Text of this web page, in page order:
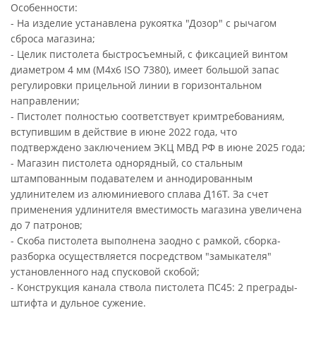
Особенности:
- На изделие устанавлена рукоятка "Дозор" с рычагом
сброса магазина;
- Целик пистолета быстросъемный, с фиксацией винтом
диаметром 4 мм (М4х6 ISO 7380), имеет большой запас
регулировки прицельной линии в горизонтальном
направлении;
- Пистолет полностью соответствует кримтребованиям,
вступившим в действие в июне 2022 года, что
подтверждено заключением ЭКЦ МВД РФ в июне 2025 года;
- Магазин пистолета однорядный, со стальным
штампованным подавателем и аннодированным
удлинителем из алюминиевого сплава Д16Т. За счет
применения удлинителя вместимость магазина увеличена
до 7 патронов;
- Скоба пистолета выполнена заодно с рамкой, сборка-
разборка осуществляется посредством "замыкателя"
установленного над спусковой скобой;
- Конструкция канала ствола пистолета ПС45: 2 преграды-
штифта и дульное сужение.